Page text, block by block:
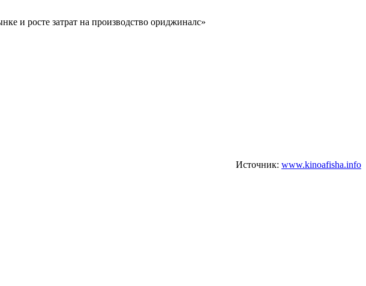
и росте затрат на производство ориджиналс»
Источник: www.kinoafisha.info